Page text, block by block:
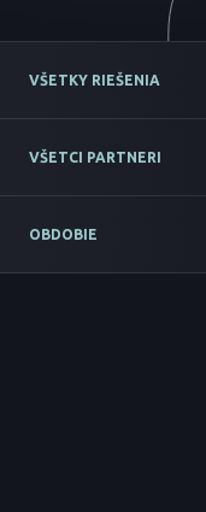
VŠETKY RIEŠENIA
VŠETCI PARTNERI
OBDOBIE